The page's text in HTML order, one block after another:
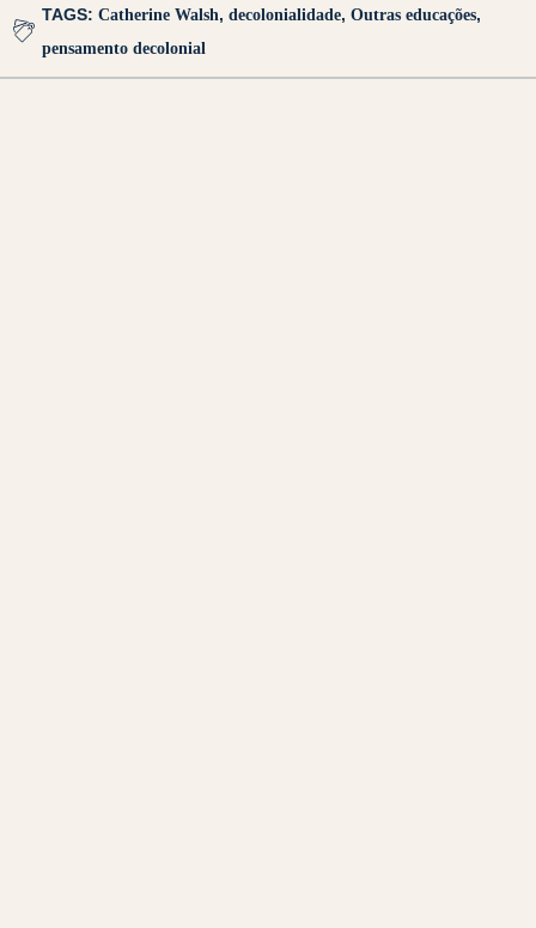
TAGS: Catherine Walsh, decolonialidade, Outras educações,
pensamento decolonial